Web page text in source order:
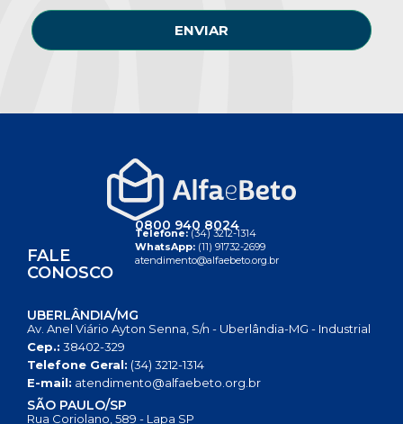
ENVIAR
FALE
CONOSCO
0800 940 8024
Telefone:(34) 3212-1314
WhatsApp: (11) 91732-2699
atendimento@alfaebeto.org.br
UBERLÂNDIA/MG
Av. Anel Viário Ayton Senna, S/n - Uberlândia-MG - Industrial
Cep.: 38402-329
Telefone Geral: (34) 3212-1314
E-mail: atendimento@alfaebeto.org.br
SÃO PAULO/SP
Rua Coriolano, 589 - Lapa SP